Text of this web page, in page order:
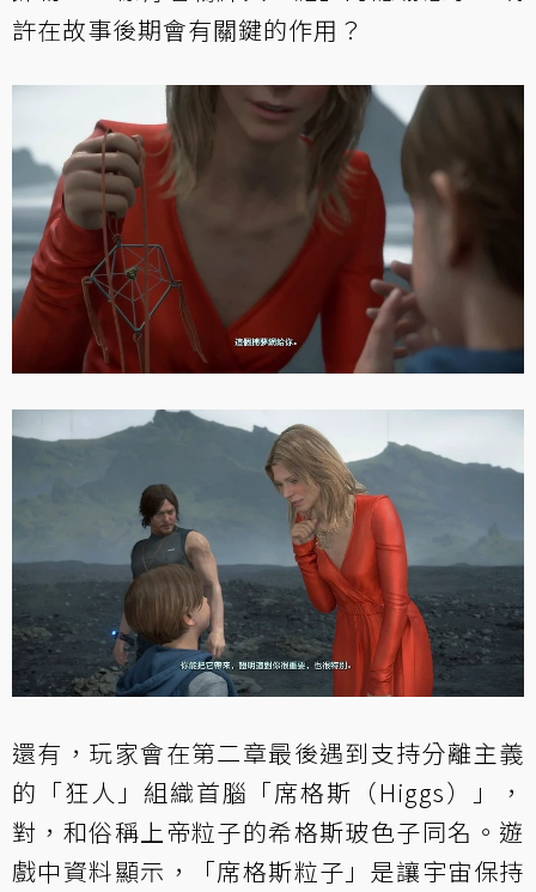
許在故事後期會有關鍵的作用？
還有，玩家會在第二章最後遇到支持分離主義
的「狂人」組織首腦「席格斯（Higgs）」，
對，和俗稱上帝粒子的希格斯玻色子同名。遊
戲中資料顯示，「席格斯粒子」是讓宇宙保持